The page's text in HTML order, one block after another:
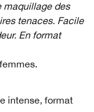
maquillage des
tenaces. Facile
En format
intense, format